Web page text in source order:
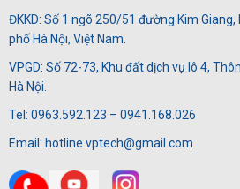
ĐKKD: Số 1 ngõ 250/51 đường Kim
phố Hà Nội, Việt Nam.
VPGD: Số 72-73, Khu đất dịch vụ lô 4,
Hà Nội.
Tel: 0963.592.123 – 0941.168.026
Email: hotline.vptech@gmail.com